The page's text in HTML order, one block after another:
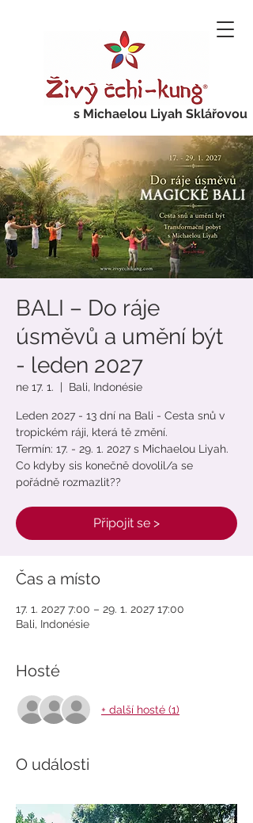
s Michaelou Liyah Sklářovou
BALI – Do ráje
úsměvů a umění být
- leden 2027
ne 17. 1.
  |
Bali, Indonésie
Leden 2027 - 13 dní na Bali - Cesta snů v
tropickém ráji, která tě změní.
Termín: 17. - 29. 1. 2027 s Michaelou Liyah.
Co kdyby sis konečně dovolil/a se
pořádně rozmazlit??
Připojit se >
Čas a místo
17. 1. 2027 7:00 – 29. 1. 2027 17:00
Bali, Indonésie
Hosté
+ další hosté (1)
O události